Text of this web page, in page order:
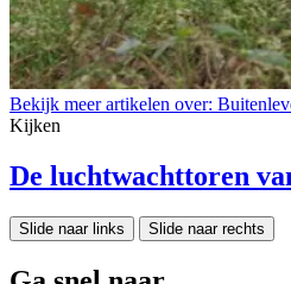
Bekijk meer artikelen over:
Kijken
De luchtwachttoren
Slide naar links Slide naar rechts